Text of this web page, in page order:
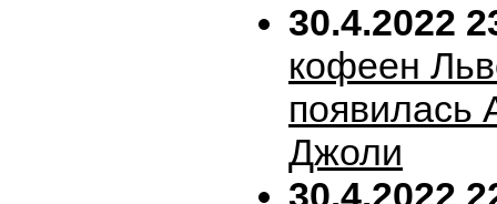
30.4.2022
кофеен
появилась
Джоли
30.4.2022